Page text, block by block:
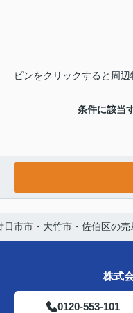
ピンをクリックすると周辺
条件に該当
日市市・大竹市・佐伯区の
株式
0120-553-101